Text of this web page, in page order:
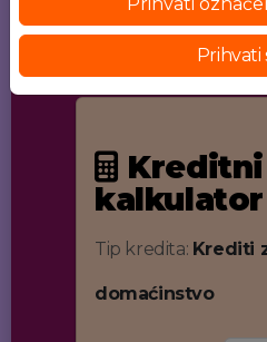
Prihvati
Kreditni
kalkulator
Tip kredita: Krediti
domaćinstvo